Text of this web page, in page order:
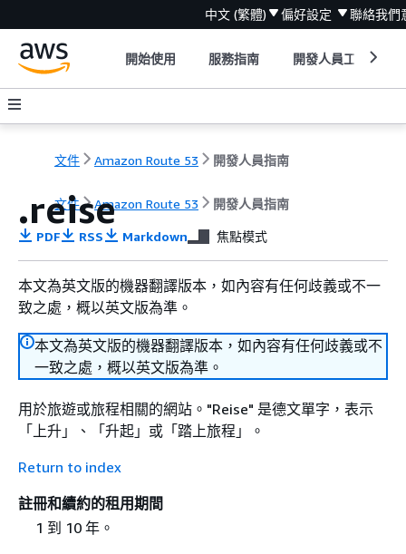
中文 (繁體) 偏好設定 聯絡我們
開始使用 服務指南 開發人員工具
文件 Amazon Route 53 開發人員指南
文件 Amazon Route 53 開發人員指南
.reise
PDF RSS Markdown 焦點模式
本文為英文版的機器翻譯版本，如內容有任何歧義或不一
致之處，概以英文版為準。
本文為英文版的機器翻譯版本，如內容有任何歧義或不
一致之處，概以英文版為準。
用於旅遊或旅程相關的網站。"Reise" 是德文單字，表示
「上升」、「升起」或「踏上旅程」。
Return to index
註冊和續約的租用期間
1 到 10 年。